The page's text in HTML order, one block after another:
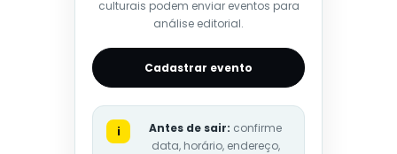
culturais podem enviar eventos para
análise editorial.
Cadastrar evento
i Antes de sair: confirme
data, horário, endereço,